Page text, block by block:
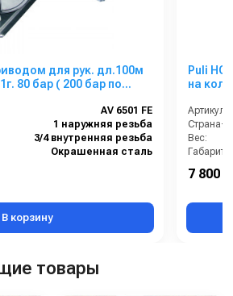
для рук. дл.100м
80 бар ( 200 бар по
AV 6501 FE
1 наружняя резьба
3/4 внутренняя резьба
Окрашенная сталь
В корзину
Puli
на
Артикул:
Страна-
Вес:
7 800
товары